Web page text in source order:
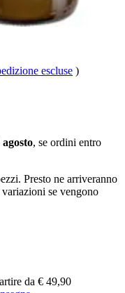
escluse )
, se ordini entro
Presto ne arriveranno
se vengono
da € 49,90